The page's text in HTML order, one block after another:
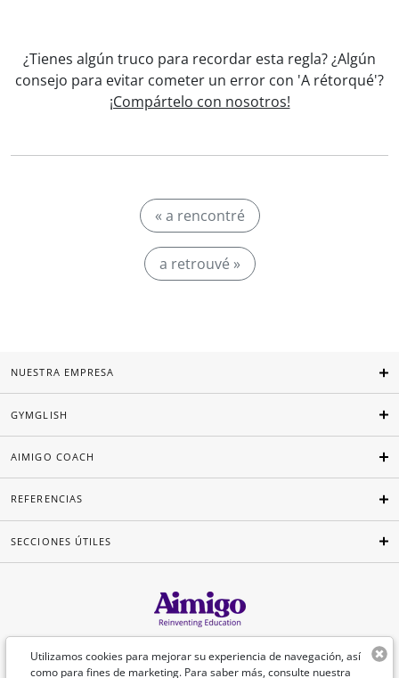
¿Tienes algún truco para recordar esta regla? ¿Algún
consejo para evitar cometer un error con 'A rétorqué'?
¡Compártelo con nosotros!
« a rencontré
a retrouvé »
Utilizamos cookies para mejorar su experiencia de navegación, así
como para fines de marketing. Para saber más, consulte nuestra
NUESTRA EMPRESA
GYMGLISH
AIMIGO COACH
REFERENCIAS
SECCIONES ÚTILES
Español